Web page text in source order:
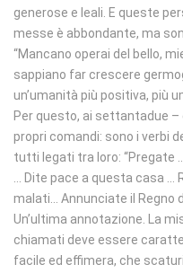
generose e leali. E queste
messe è abbondante, ma
“Mancano operai del bello,
sappiano far crescere
un’umanità più positiva, più
Per questo, ai settantadue –
propri comandi: sono i verbi
tutti legati tra loro: “Pregate
… Dite pace a questa casa …
malati… Annunciate il Regno
Un’ultima annotazione. La
chiamati deve essere
facile ed effimera, che